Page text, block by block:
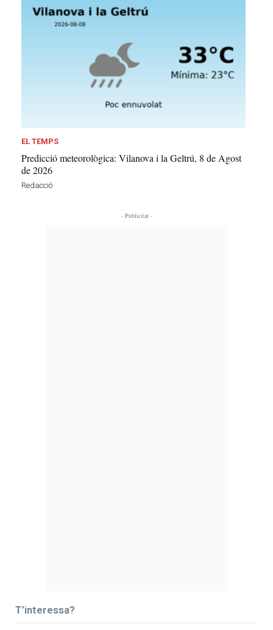
EL TEMPS
Predicció meteorològica: Vilanova i la Geltrú, 8 de Agost
de 2026
Redacció
- Publicitat -
T’interessa?